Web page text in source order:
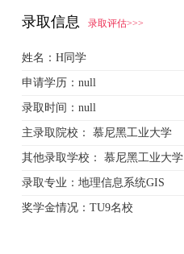
录取信息 录取评估>>>
姓名： H同学
申请学历： null
录取时间： null
主录取院校： 慕尼黑工业大学
其他录取学校： 慕尼黑工业大学
录取专业： 地理信息系统GIS
奖学金情况： TU9名校